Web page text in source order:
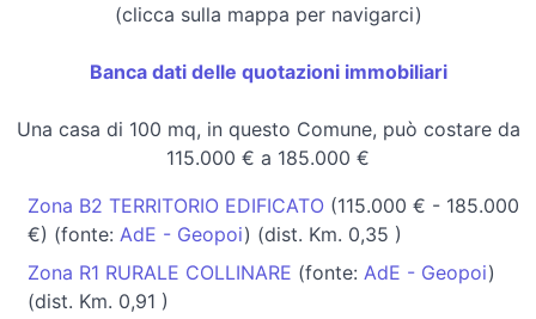
(clicca sulla mappa per navigarci)
Banca dati delle quotazioni immobiliari
Una casa di 100 mq, in questo Comune, può costare da
115.000 € a 185.000 €
Zona B2 TERRITORIO EDIFICATO (115.000 € - 185.000
€) (fonte: AdE - Geopoi) (dist. Km. 0,35 )
Zona R1 RURALE COLLINARE (fonte: AdE - Geopoi)
(dist. Km. 0,91 )